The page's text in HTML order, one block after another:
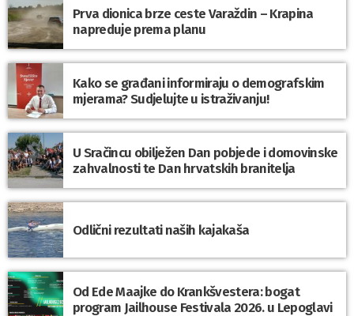
Prva dionica brze ceste Varaždin – Krapina
napreduje prema planu
Kako se građani informiraju o demografskim
mjerama? Sudjelujte u istraživanju!
U Sračincu obilježen Dan pobjede i domovinske
zahvalnosti te Dan hrvatskih branitelja
Odlični rezultati naših kajakaša
Od Ede Maajke do Krankšvestera: bogat
program Jailhouse Festivala 2026. u Lepoglavi